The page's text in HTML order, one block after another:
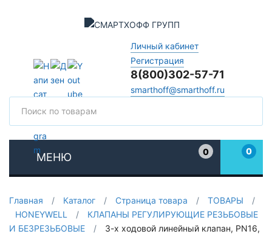
Личный кабинет
Регистрация
8(800)302-57-71
smarthoff@smarthoff.ru
МЕНЮ
0
0
Главная / Каталог / Страница товара / ТОВАРЫ
/
HONEYWELL
/
КЛАПАНЫ РЕГУЛИРУЮЩИЕ РЕЗЬБОВЫЕ
И БЕЗРЕЗЬБОВЫЕ
/
3-х ходовой линейный клапан, PN16,